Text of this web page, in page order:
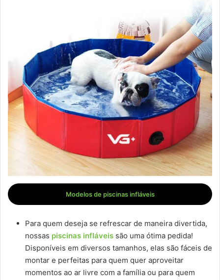
Modelos de piscinas infláveis
Para quem deseja se refrescar de maneira divertida,
nossas piscinas infláveis são uma ótima pedida!
Disponíveis em diversos tamanhos, elas são fáceis de
montar e perfeitas para quem quer aproveitar
momentos ao ar livre com a família ou para quem